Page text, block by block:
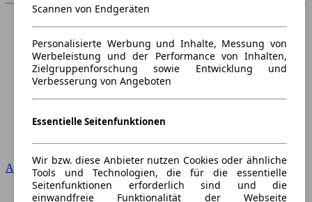
Audi
Scannen von Endgeräten
Personalisierte Werbung und Inhalte, Messung von
Werbeleistung und der Performance von Inhalten,
Zielgruppenforschung sowie Entwicklung und
Verbesserung von Angeboten
Essentielle Seitenfunktionen
Wir bzw. diese Anbieter nutzen Cookies oder ähnliche
Tools und Technologien, die für die essentielle
Seitenfunktionen erforderlich sind und die
einwandfreie Funktionalität der Webseite